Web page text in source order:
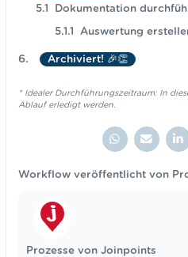
Dokumentation
Auswertung
Archiviert! 🎉👏
* Idealer Durchführungszeitraum: In
Ablauf erledigt werden.
Workflow veröffentlicht von
Prozesse von Joinpoints